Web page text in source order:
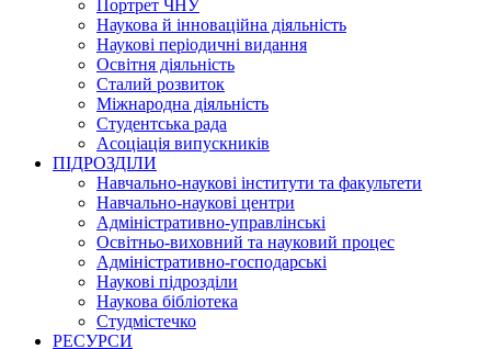
Портрет ЧНУ
Наукова й інноваційна діяльність
Наукові періодичні видання
Освітня діяльність
Сталий розвиток
Міжнародна діяльність
Студентська рада
Асоціація випускників
ПІДРОЗДІЛИ
Навчально-наукові інститути та факультети
Навчально-наукові центри
Адміністративно-управлінські
Освітньо-виховний та науковий процес
Адміністративно-господарські
Наукові підрозділи
Наукова бібліотека
Студмістечко
РЕСУРСИ